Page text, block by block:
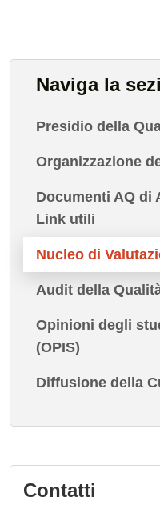
Naviga la
Presidio della
Organizzazione
Documenti AQ di
Link utili
Nucleo di
Audit della
Opinioni degli
(OPIS)
Diffusione della
Contatti